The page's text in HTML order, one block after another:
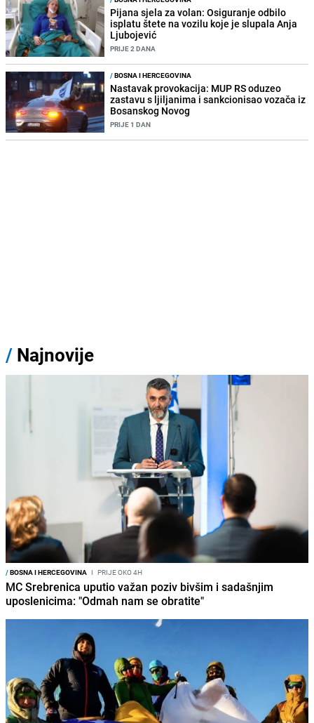
Pijana sjela za volan: Osiguranje odbilo
isplatu štete na vozilu koje je slupala Anja
Ljubojević
PRIJE 2 DANA
/BOSNA I HERCEGOVINA
Nastavak provokacija: MUP RS oduzeo
zastavu s ljiljanima i sankcionisao vozača iz
Bosanskog Novog
PRIJE 1 DAN
/ Najnovije
/BOSNA I HERCEGOVINA I PRIJE OKO 4H
MC Srebrenica uputio važan poziv bivšim i sadašnjim
uposlenicima: "Odmah nam se obratite"